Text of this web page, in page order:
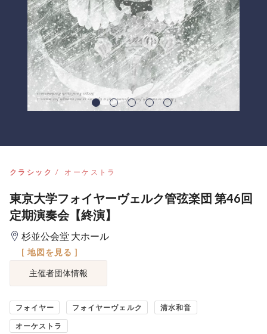
クラシック オーケストラ
東京大学フォイヤーヴェルク管弦楽団 第46回
定期演奏会【終演】
杉並公会堂 大ホール
[ 地図を見る ]
主催者団体情報
フォイヤー フォイヤーヴェルク 清水和音
オーケストラ